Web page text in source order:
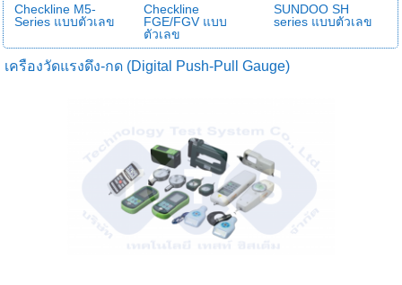
Checkline M5-
Series แบบตัวเลข
Checkline
FGE/FGV แบบ
ตัวเลข
SUNDOO SH
series แบบตัวเลข
เครืองวัดแรงดึง-กด (Digital Push-Pull Gauge)